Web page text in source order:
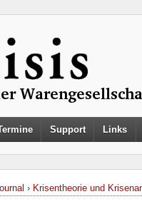
Support Links
› Krisentheorie und